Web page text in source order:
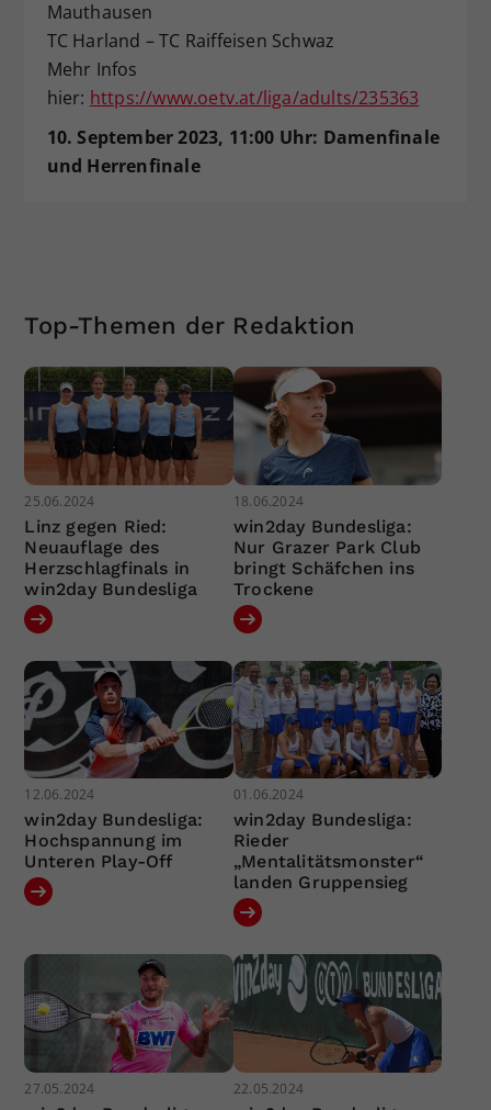
Mauthausen
TC Harland – TC Raiffeisen Schwaz
Mehr Infos
hier: https://www.oetv.at/liga/adults/235363
10. September 2023, 11:00 Uhr: Damenfinale
und Herrenfinale
Top-Themen der Redaktion
25.06.2024
Linz gegen Ried:
Neuauflage des
Herzschlagfinals in
win2day Bundesliga
18.06.2024
win2day Bundesliga:
Nur Grazer Park Club
bringt Schäfchen ins
Trockene
12.06.2024
win2day Bundesliga:
Hochspannung im
Unteren Play-Off
01.06.2024
win2day Bundesliga:
Rieder
„Mentalitätsmonster“
landen Gruppensieg
27.05.2024 22.05.2024